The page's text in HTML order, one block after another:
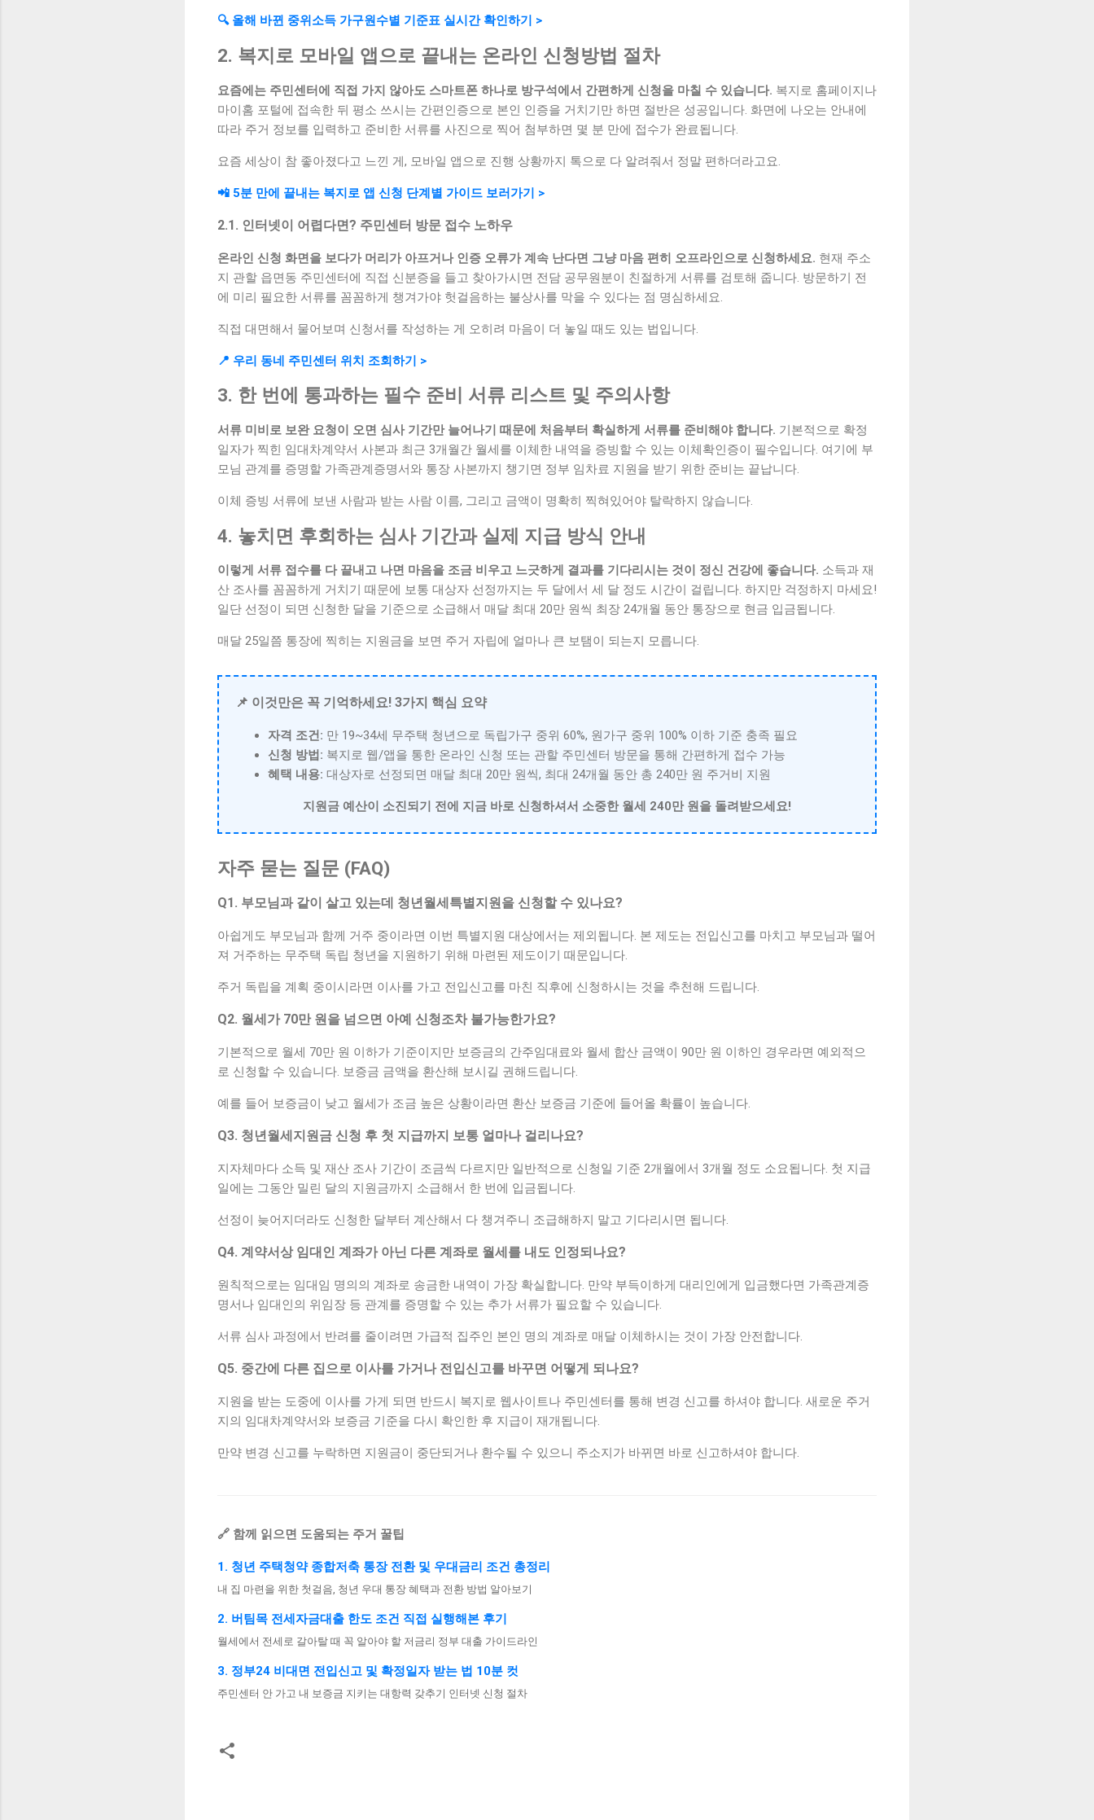
🔍 올해 바뀐 중위소득 가구원수별 기준표 실시간 확인하기 >
2. 복지로 모바일 앱으로 끝내는 온라인 신청방법 절차
요즘에는 주민센터에 직접 가지 않아도 스마트폰 하나로 방구석에서 간편하게 신청을 마칠 수 있습니다. 복지로 홈페이지나
마이홈 포털에 접속한 뒤 평소 쓰시는 간편인증으로 본인 인증을 거치기만 하면 절반은 성공입니다. 화면에 나오는 안내에
따라 주거 정보를 입력하고 준비한 서류를 사진으로 찍어 첨부하면 몇 분 만에 접수가 완료됩니다.
요즘 세상이 참 좋아졌다고 느낀 게, 모바일 앱으로 진행 상황까지 톡으로 다 알려줘서 정말 편하더라고요.
📲 5분 만에 끝내는 복지로 앱 신청 단계별 가이드 보러가기 >
2.1. 인터넷이 어렵다면? 주민센터 방문 접수 노하우
온라인 신청 화면을 보다가 머리가 아프거나 인증 오류가 계속 난다면 그냥 마음 편히 오프라인으로 신청하세요. 현재 주소
지 관할 읍면동 주민센터에 직접 신분증을 들고 찾아가시면 전담 공무원분이 친절하게 서류를 검토해 줍니다. 방문하기 전
에 미리 필요한 서류를 꼼꼼하게 챙겨가야 헛걸음하는 불상사를 막을 수 있다는 점 명심하세요.
직접 대면해서 물어보며 신청서를 작성하는 게 오히려 마음이 더 놓일 때도 있는 법입니다.
📍 우리 동네 주민센터 위치 조회하기 >
3. 한 번에 통과하는 필수 준비 서류 리스트 및 주의사항
서류 미비로 보완 요청이 오면 심사 기간만 늘어나기 때문에 처음부터 확실하게 서류를 준비해야 합니다. 기본적으로 확정
일자가 찍힌 임대차계약서 사본과 최근 3개월간 월세를 이체한 내역을 증빙할 수 있는 이체확인증이 필수입니다. 여기에 부
모님 관계를 증명할 가족관계증명서와 통장 사본까지 챙기면 정부 임차료 지원을 받기 위한 준비는 끝납니다.
이체 증빙 서류에 보낸 사람과 받는 사람 이름, 그리고 금액이 명확히 찍혀있어야 탈락하지 않습니다.
4. 놓치면 후회하는 심사 기간과 실제 지급 방식 안내
이렇게 서류 접수를 다 끝내고 나면 마음을 조금 비우고 느긋하게 결과를 기다리시는 것이 정신 건강에 좋습니다. 소득과 재
산 조사를 꼼꼼하게 거치기 때문에 보통 대상자 선정까지는 두 달에서 세 달 정도 시간이 걸립니다. 하지만 걱정하지 마세요!
일단 선정이 되면 신청한 달을 기준으로 소급해서 매달 최대 20만 원씩 최장 24개월 동안 통장으로 현금 입금됩니다.
매달 25일쯤 통장에 찍히는 지원금을 보면 주거 자립에 얼마나 큰 보탬이 되는지 모릅니다.
📌 이것만은 꼭 기억하세요! 3가지 핵심 요약
자격 조건: 만 19~34세 무주택 청년으로 독립가구 중위 60%, 원가구 중위 100% 이하 기준 충족 필요
신청 방법: 복지로 웹/앱을 통한 온라인 신청 또는 관할 주민센터 방문을 통해 간편하게 접수 가능
혜택 내용: 대상자로 선정되면 매달 최대 20만 원씩, 최대 24개월 동안 총 240만 원 주거비 지원
지원금 예산이 소진되기 전에 지금 바로 신청하셔서 소중한 월세 240만 원을 돌려받으세요!
자주 묻는 질문 (FAQ)
Q1. 부모님과 같이 살고 있는데 청년월세특별지원을 신청할 수 있나요?
아쉽게도 부모님과 함께 거주 중이라면 이번 특별지원 대상에서는 제외됩니다. 본 제도는 전입신고를 마치고 부모님과 떨어
져 거주하는 무주택 독립 청년을 지원하기 위해 마련된 제도이기 때문입니다.
주거 독립을 계획 중이시라면 이사를 가고 전입신고를 마친 직후에 신청하시는 것을 추천해 드립니다.
Q2. 월세가 70만 원을 넘으면 아예 신청조차 불가능한가요?
기본적으로 월세 70만 원 이하가 기준이지만 보증금의 간주임대료와 월세 합산 금액이 90만 원 이하인 경우라면 예외적으
로 신청할 수 있습니다. 보증금 금액을 환산해 보시길 권해드립니다.
예를 들어 보증금이 낮고 월세가 조금 높은 상황이라면 환산 보증금 기준에 들어올 확률이 높습니다.
Q3. 청년월세지원금 신청 후 첫 지급까지 보통 얼마나 걸리나요?
지자체마다 소득 및 재산 조사 기간이 조금씩 다르지만 일반적으로 신청일 기준 2개월에서 3개월 정도 소요됩니다. 첫 지급
일에는 그동안 밀린 달의 지원금까지 소급해서 한 번에 입금됩니다.
선정이 늦어지더라도 신청한 달부터 계산해서 다 챙겨주니 조급해하지 말고 기다리시면 됩니다.
Q4. 계약서상 임대인 계좌가 아닌 다른 계좌로 월세를 내도 인정되나요?
원칙적으로는 임대임 명의의 계좌로 송금한 내역이 가장 확실합니다. 만약 부득이하게 대리인에게 입금했다면 가족관계증
명서나 임대인의 위임장 등 관계를 증명할 수 있는 추가 서류가 필요할 수 있습니다.
서류 심사 과정에서 반려를 줄이려면 가급적 집주인 본인 명의 계좌로 매달 이체하시는 것이 가장 안전합니다.
Q5. 중간에 다른 집으로 이사를 가거나 전입신고를 바꾸면 어떻게 되나요?
지원을 받는 도중에 이사를 가게 되면 반드시 복지로 웹사이트나 주민센터를 통해 변경 신고를 하셔야 합니다. 새로운 주거
지의 임대차계약서와 보증금 기준을 다시 확인한 후 지급이 재개됩니다.
만약 변경 신고를 누락하면 지원금이 중단되거나 환수될 수 있으니 주소지가 바뀌면 바로 신고하셔야 합니다.
🔗 함께 읽으면 도움되는 주거 꿀팁
1. 청년 주택청약 종합저축 통장 전환 및 우대금리 조건 총정리
내 집 마련을 위한 첫걸음, 청년 우대 통장 혜택과 전환 방법 알아보기
2. 버팀목 전세자금대출 한도 조건 직접 실행해본 후기
월세에서 전세로 갈아탈 때 꼭 알아야 할 저금리 정부 대출 가이드라인
3. 정부24 비대면 전입신고 및 확정일자 받는 법 10분 컷
주민센터 안 가고 내 보증금 지키는 대항력 갖추기 인터넷 신청 절차